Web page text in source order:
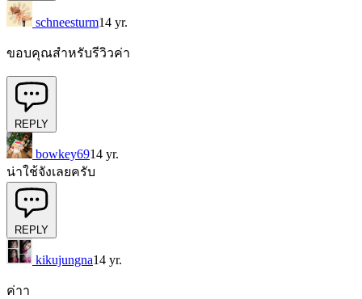
schneesturm14 yr.
ขอบคุณสำหรับรีวิวค่า
REPLY
bowkey6914 yr.
น่าใช้จังเลยครับ
REPLY
kikujungna14 yr.
ค่าา